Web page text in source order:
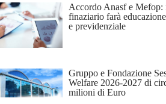
Accordo Anasf e Mefop:
finaziario farà
e previdenziale
Gruppo e Fondazione
Welfare 2026-2027 di
milioni di Euro